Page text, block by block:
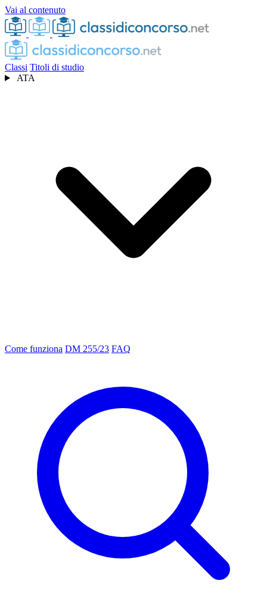
Vai al contenuto
Classi Titoli di studio
ATA
Come funziona DM 255/23 FAQ